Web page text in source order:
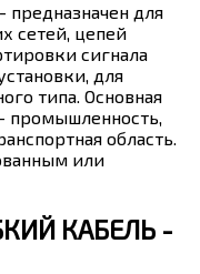
для
сетей, цепей
сигнала
для
типа. Основная
промышленность,
область.
или
КАБЕЛЬ -